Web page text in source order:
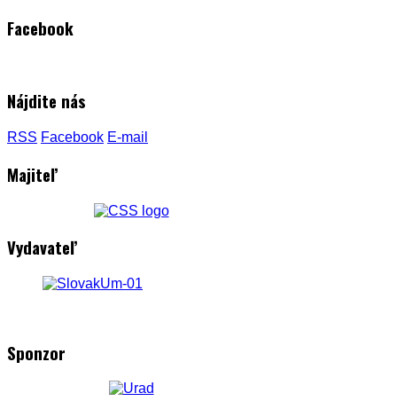
Facebook
Nájdite nás
RSS Facebook E-mail
Majiteľ
Vydavateľ
Sponzor